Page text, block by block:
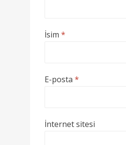
İsim *
E-posta *
İnternet sitesi